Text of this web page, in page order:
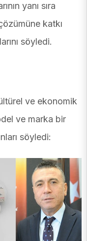
yanı sıra
katkı
söyledi.
ve ekonomik
ve marka bir
söyledi: